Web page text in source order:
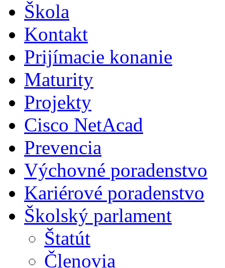
Škola
Kontakt
Prijímacie konanie
Maturity
Projekty
Cisco NetAcad
Prevencia
Výchovné poradenstvo
Kariérové poradenstvo
Školský parlament
Štatút
Členovia